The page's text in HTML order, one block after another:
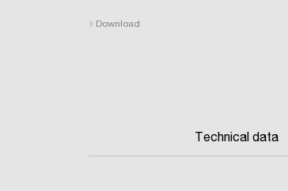
› Download
Technical data